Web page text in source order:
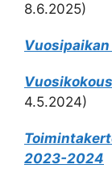
8.6.2025)
4.5.2024)
2023-2024